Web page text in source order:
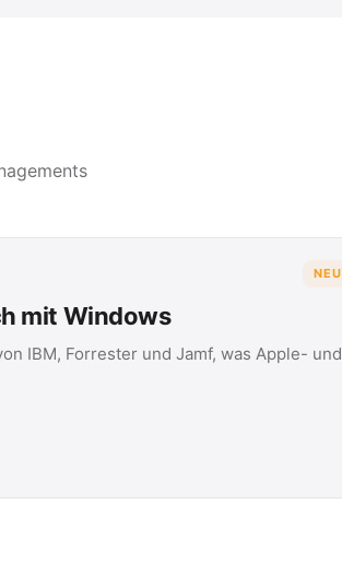
NEU
mit Windows
IBM, Forrester und Jamf, was Apple- und